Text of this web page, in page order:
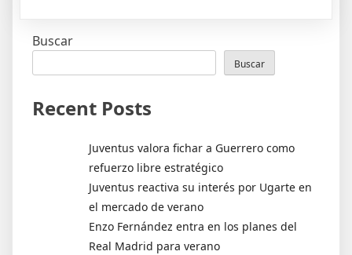
Buscar
Buscar
Recent Posts
Juventus valora fichar a Guerrero como
refuerzo libre estratégico
Juventus reactiva su interés por Ugarte en
el mercado de verano
Enzo Fernández entra en los planes del
Real Madrid para verano